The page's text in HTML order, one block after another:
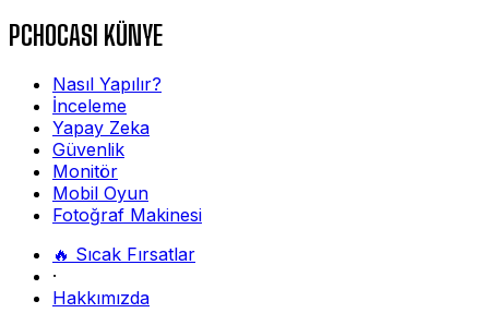
PCHOCASI KÜNYE
Nasıl Yapılır?
İnceleme
Yapay Zeka
Güvenlik
Monitör
Mobil Oyun
Fotoğraf Makinesi
🔥 Sıcak Fırsatlar
·
Hakkımızda